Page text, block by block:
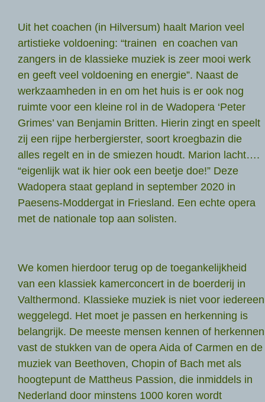
Uit het coachen (in Hilversum) haalt Marion veel
artistieke voldoening: “trainen en coachen van
zangers in de klassieke muziek is zeer mooi werk
en geeft veel voldoening en energie”. Naast de
werkzaamheden in en om het huis is er ook nog
ruimte voor een kleine rol in de Wadopera ‘Peter
Grimes’ van Benjamin Britten. Hierin zingt en speelt
zij een rijpe herbergierster, soort kroegbazin die
alles regelt en in de smiezen houdt. Marion lacht….
“eigenlijk wat ik hier ook een beetje doe!” Deze
Wadopera staat gepland in september 2020 in
Paesens-Moddergat in Friesland. Een echte opera
met de nationale top aan solisten.
We komen hierdoor terug op de toegankelijkheid
van een klassiek kamerconcert in de boerderij in
Valthermond. Klassieke muziek is niet voor iedereen
weggelegd. Het moet je passen en herkenning is
belangrijk. De meeste mensen kennen of herkennen
vast de stukken van de opera Aida of Carmen en de
muziek van Beethoven, Chopin of Bach met als
hoogtepunt de Mattheus Passion, die inmiddels in
Nederland door minstens 1000 koren wordt